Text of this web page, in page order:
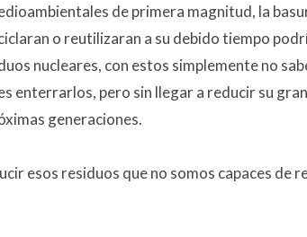
de primera magnitud, la
o reutilizaran a su debido tiempo
nucleares, con estos simplemente no
enterrarlos, pero sin llegar a reducir su
generaciones.
esos residuos que no somos capaces de